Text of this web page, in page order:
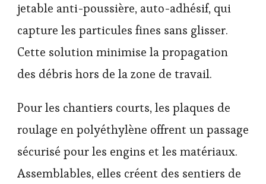
jetable anti-poussière, auto-adhésif, qui
capture les particules fines sans glisser.
Cette solution minimise la propagation
des débris hors de la zone de travail.
Pour les chantiers courts, les plaques de
roulage en polyéthylène offrent un passage
sécurisé pour les engins et les matériaux.
Assemblables, elles créent des sentiers de